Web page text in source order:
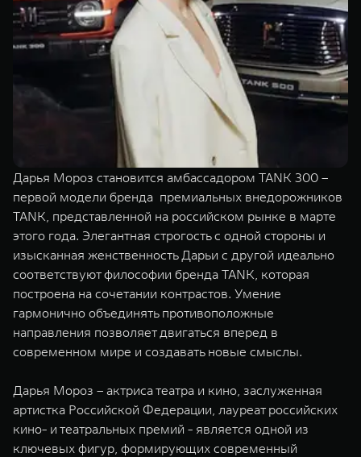
TANK 500
Веди за собой
от 6 499 000 ₽
Сила
от 10 199
Расширяя границы комфорта
от 6 149 000 ₽
Эстетика
от 5 699
TANK Финансы
Корпоративным клиентам
TANK Кредит
TANK Страхование
Сервис
Специальные предложения
Моторные масла
ЦИФРОВЫЕ СЕРВИСЫ TANK
Цифровые сервисы TANK
Подписки
Дарья Мороз становится амбассадором TANK 300 –
первой модели бренда премиальных внедорожников
TANK, представленной на российском рынке в марте
этого года. Элегантная строгость с одной стороны и
изысканная женственность Дарьи с другой идеально
соответствуют философии бренда TANK, которая
построена на сочетании контрастов. Умение
гармонично объединять противоположные
направления позволяет двигаться вперед в
современном мире и создавать новые смыслы.
Дарья Мороз – актриса театра и кино, заслуженная
артистка Российской Федерации, лауреат российских
кино- и театральных премий - является одной из
ключевых фигур, формирующих современный